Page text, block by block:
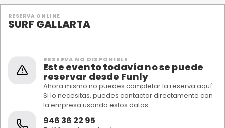
RESERVA ONLINE
SURF GALLARTA
RESERVA NO DISPONIBLE
Este evento todavía no se puede
reservar desde Funly
Ahora mismo no puedes completar la reserva aquí.
Si lo necesitas, puedes contactar directamente con
la empresa usando estos datos.
946 36 22 95